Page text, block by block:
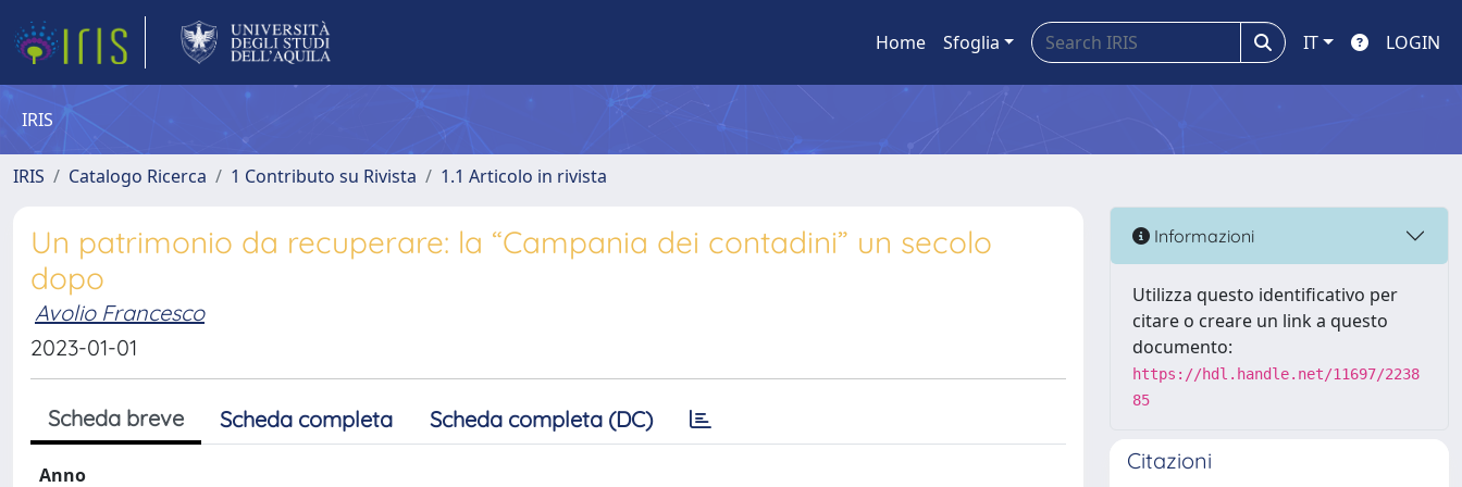
Home Sfoglia IT LOGIN
IRIS
IRIS Catalogo Ricerca 1 Contributo su Rivista 1.1 Articolo in rivista
Un patrimonio da recuperare: la “Campania dei contadini” un secolo
dopo
Avolio Francesco
2023-01-01
Scheda breve Scheda completa Scheda completa (DC)
Anno
Informazioni
Utilizza questo identificativo per
citare o creare un link a questo
documento:
https://hdl.handle.net/11697/2238
85
Citazioni